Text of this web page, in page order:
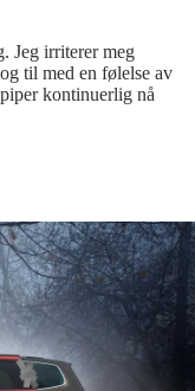
Jeg irriterer meg
til med en følelse av
kontinuerlig nå